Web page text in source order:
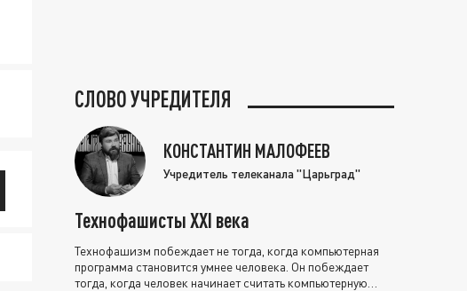
СЛОВО УЧРЕДИТЕЛЯ
КОНСТАНТИН МАЛОФЕЕВ
Учредитель телеканала "Царьград"
Технофашисты XXI века
Технофашизм побеждает не тогда, когда компьютерная
программа становится умнее человека. Он побеждает
тогда, когда человек начинает считать компьютерную